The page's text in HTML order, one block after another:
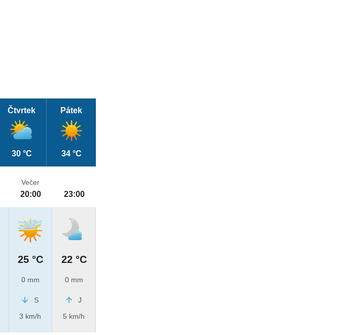
Čtvrtek
30 °C
Pátek
34 °C
Večer
20:00
25 °C
0 mm
S
3 km/h
23:00
22 °C
0 mm
J
5 km/h